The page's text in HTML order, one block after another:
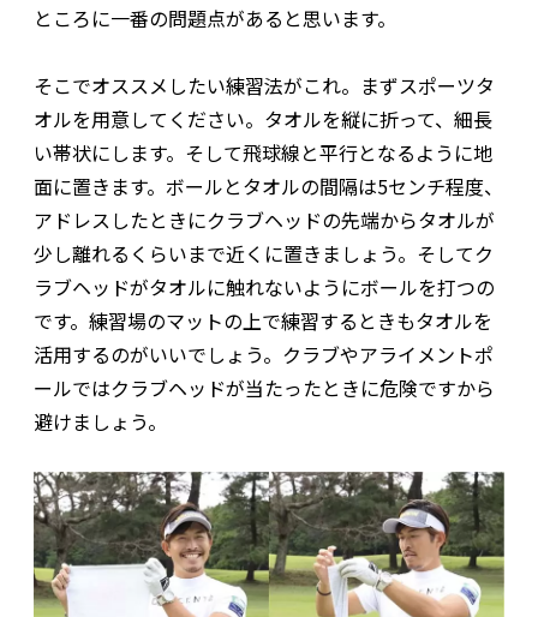
ところに一番の問題点があると思います。
そこでオススメしたい練習法がこれ。まずスポーツタ
オルを用意してください。タオルを縦に折って、細長
い帯状にします。そして飛球線と平行となるように地
面に置きます。ボールとタオルの間隔は5センチ程度、
アドレスしたときにクラブヘッドの先端からタオルが
少し離れるくらいまで近くに置きましょう。そしてク
ラブヘッドがタオルに触れないようにボールを打つの
です。練習場のマットの上で練習するときもタオルを
活用するのがいいでしょう。クラブやアライメントポ
ールではクラブヘッドが当たったときに危険ですから
避けましょう。